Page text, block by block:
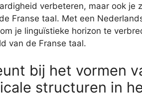
verbeteren, maar ook je
Franse taal. Met een
je linguïstieke horizon te
van de Franse taal.
bij het vormen
structuren in